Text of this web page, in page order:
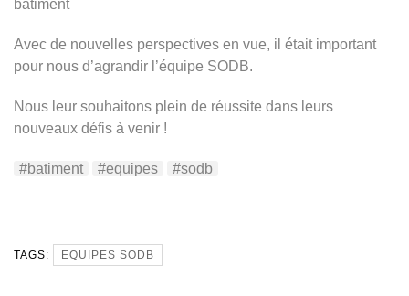
bâtiment
Avec de nouvelles perspectives en vue, il était important
pour nous d’agrandir l’équipe SODB.
Nous leur souhaitons plein de réussite dans leurs
nouveaux défis à venir !
#batiment #equipes #sodb
TAGS: EQUIPES SODB